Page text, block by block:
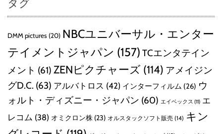
タグ
DMM pictures (20) NBCユニバーサル・エンター
テイメントジャパン (157) TCエンタテイン
メント (61) ZENピクチャーズ (114) アメイジン
グD.C. (63) アルバトロス (42) インターフィルム (26) ウ
ォルト・ディズニー・ジャパン (60) エイベックス (11) エ
レコム (38) オミクロン株 (23) オルスタックソフト販売 (14) キン